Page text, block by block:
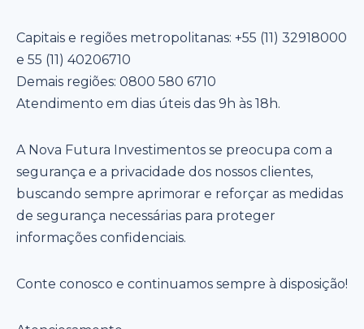
Capitais e regiões metropolitanas: +55 (11) 32918000
e 55 (11) 40206710
Demais regiões: 0800 580 6710
Atendimento em dias úteis das 9h às 18h.
A Nova Futura Investimentos se preocupa com a
segurança e a privacidade dos nossos clientes,
buscando sempre aprimorar e reforçar as medidas
de segurança necessárias para proteger
informações confidenciais.
Conte conosco e continuamos sempre à disposição!